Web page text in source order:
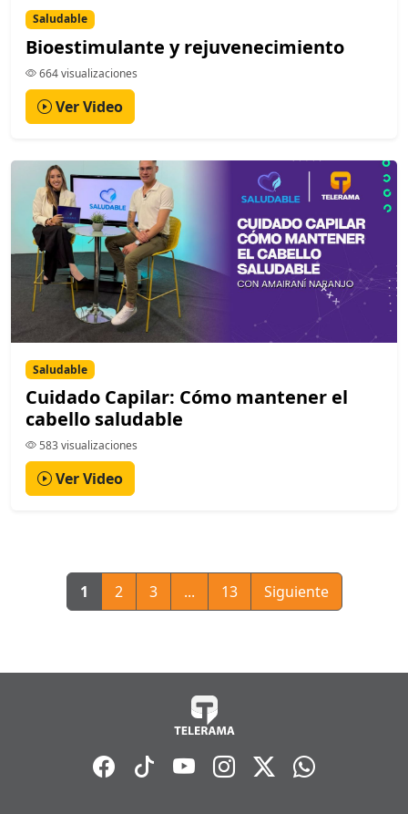
Saludable
Bioestimulante y rejuvenecimiento
664 visualizaciones
Ver Video
Saludable
Cuidado Capilar: Cómo mantener el
cabello saludable
583 visualizaciones
Ver Video
1 2 3 ... 13 Siguiente